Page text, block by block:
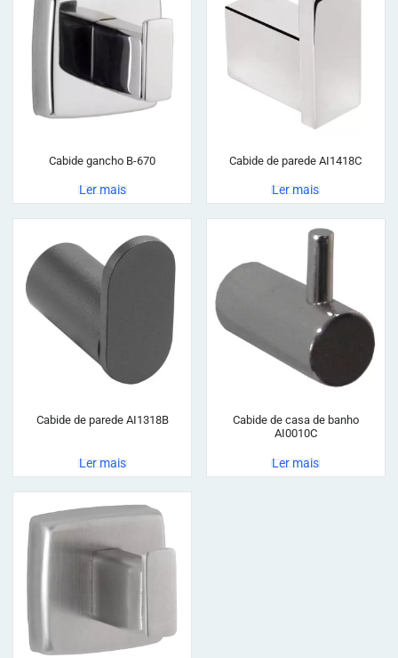
Cabide gancho B-670
Ler mais
Cabide de parede AI1418C
Ler mais
Cabide de parede AI1318B
Ler mais
Cabide de casa de banho
AI0010C
Ler mais